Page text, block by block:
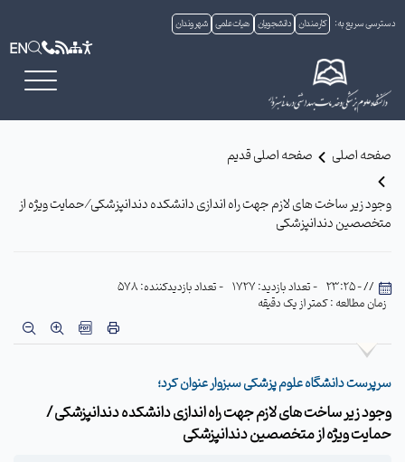
دسترسی سریع به: کارمندان دانشجویان هیات علمی شهروندان
EN
صفحه اصلی صفحه اصلی قدیم
وجود زیر ساخت های لازم جهت راه اندازی دانشکده دندانپزشکی ⁄ حمایت ویژه از
متخصصین دندانپزشکی
// - 23:25 - تعداد بازدید: 1727
- تعداد بازدیدکننده: 578
زمان مطالعه : کمتر از یک دقیقه
سرپرست دانشگاه علوم پزشکی سبزوار عنوان کرد؛
وجود زیر ساخت های لازم جهت راه اندازی دانشکده دندانپزشکی /
حمایت ویژه از متخصصین دندانپزشکی